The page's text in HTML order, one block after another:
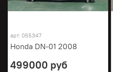
арт. 055347
Honda DN-01 2008
499000 руб